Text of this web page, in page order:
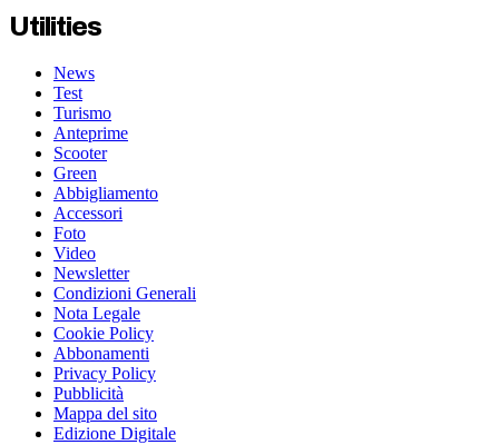
Utilities
News
Test
Turismo
Anteprime
Scooter
Green
Abbigliamento
Accessori
Foto
Video
Newsletter
Condizioni Generali
Nota Legale
Cookie Policy
Abbonamenti
Privacy Policy
Pubblicità
Mappa del sito
Edizione Digitale